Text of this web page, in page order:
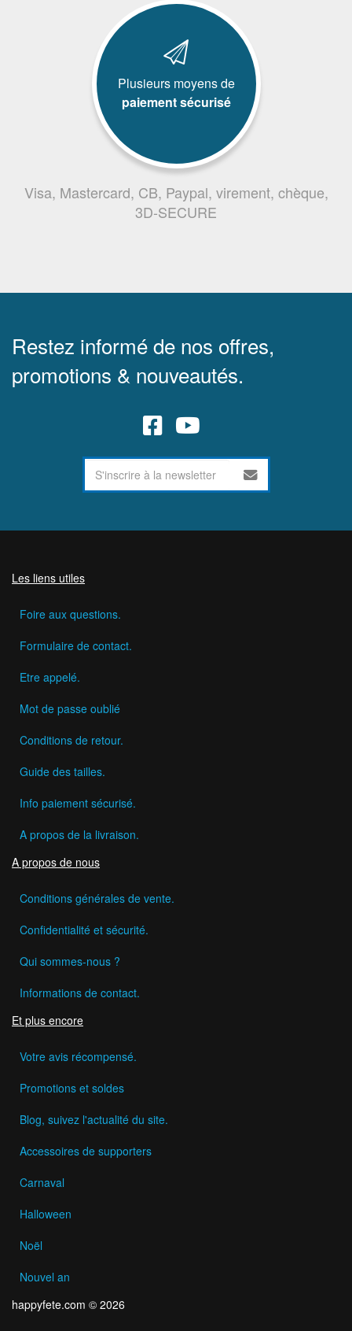
Plusieurs moyens de
paiement sécurisé
Visa, Mastercard, CB, Paypal, virement, chèque,
3D-SECURE
Restez informé de nos offres,
promotions & nouveautés.
Les liens utiles
Foire aux questions.
Formulaire de contact.
Etre appelé.
Mot de passe oublié
Conditions de retour.
Guide des tailles.
Info paiement sécurisé.
A propos de la livraison.
A propos de nous
Conditions générales de vente.
Confidentialité et sécurité.
Qui sommes-nous ?
Informations de contact.
Et plus encore
Votre avis récompensé.
Promotions et soldes
Blog, suivez l'actualité du site.
Accessoires de supporters
Carnaval
Halloween
Noël
Nouvel an
happyfete.com © 2026